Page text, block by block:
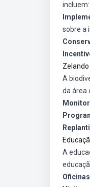
incluem:
sobre a
A
da área
A